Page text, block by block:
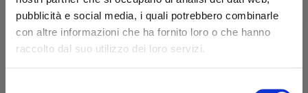
pubblicità e social media, i quali potrebbero combinarle
con altre informazioni che ha fornito loro o che hanno
raccolto dal suo utilizzo dei loro servizi.
50,00 € IVA esclusa